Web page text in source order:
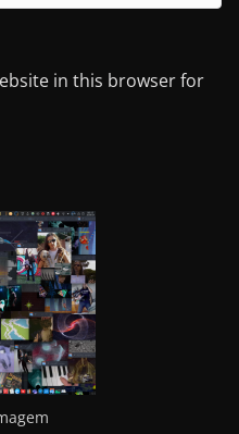
in this browser for